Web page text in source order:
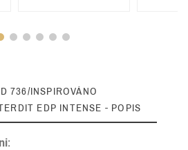
736/INSPIROVÁNO
EDP INTENSE - POPIS